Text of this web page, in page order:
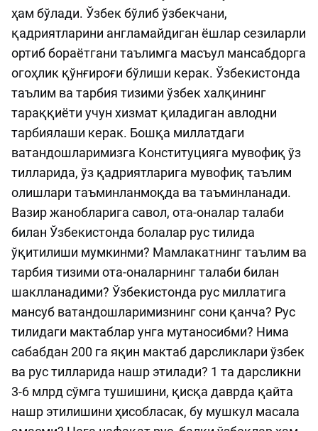
ҳам бўлади. Ўзбек бўлиб ўзбекчани,
қадриятларини англамайдиган ёшлар сезиларли
ортиб бораётгани таълимга масъул мансабдорга
огоҳлик қўнғироғи бўлиши керак. Ўзбекистонда
таълим ва тарбия тизими ўзбек халқининг
тараққиёти учун хизмат қиладиган авлодни
тарбиялаши керак. Бошқа миллатдаги
ватандошларимизга Конституцияга мувофиқ ўз
тилларида, ўз қадриятларига мувофиқ таълим
олишлари таъминланмоқда ва таъминланади.
Вазир жанобларига савол, ота-оналар талаби
билан Ўзбекистонда болалар рус тилида
ўқитилиши мумкинми? Мамлакатнинг таълим ва
тарбия тизими ота-оналарнинг талаби билан
шаклланадими? Ўзбекистонда рус миллатига
мансуб ватандошларимизнинг сони қанча? Рус
тилидаги мактаблар унга мутаносибми? Нима
сабабдан 200 га яқин мактаб дарсликлари ўзбек
ва рус тилларида нашр этилади? 1 та дарсликни
3-6 млрд сўмга тушишини, қисқа даврда қайта
нашр этилишини ҳисобласак, бу мушкул масала